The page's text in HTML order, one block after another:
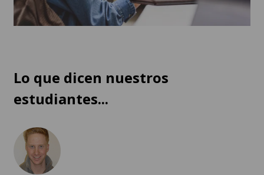
Lo que dicen nuestros
estudiantes...